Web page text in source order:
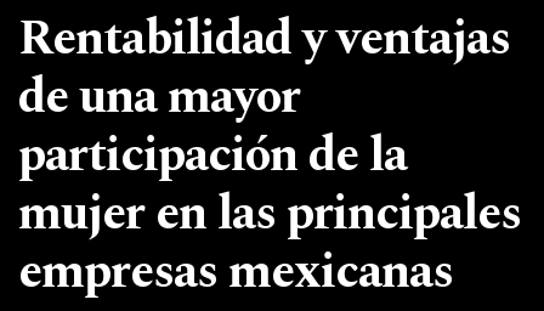
Rentabilidad y ventajas
de una mayor
participación de la
mujer en las principales
empresas mexicanas